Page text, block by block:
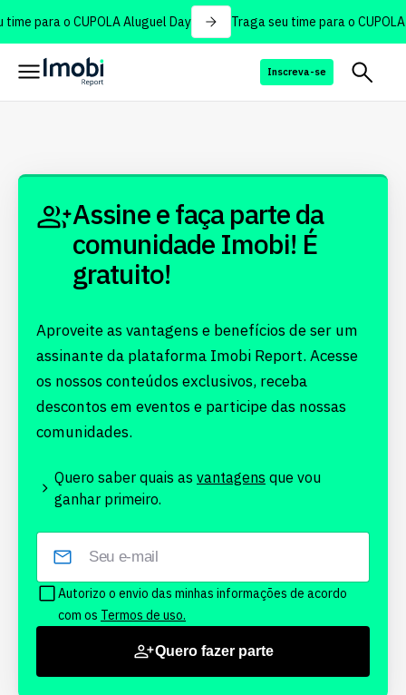
para o CUPOLA Aluguel Day Traga seu time para o CUPOLA
Inscreva-se
Assine e faça parte da
comunidade Imobi! É
gratuito!
Aproveite as vantagens e benefícios de ser um
assinante da plataforma Imobi Report. Acesse
os nossos conteúdos exclusivos, receba
descontos em eventos e participe das nossas
comunidades.
Quero saber quais as vantagens que vou
ganhar primeiro.
Autorizo o envio das minhas informações de acordo
com os Termos de uso.
Quero fazer parte